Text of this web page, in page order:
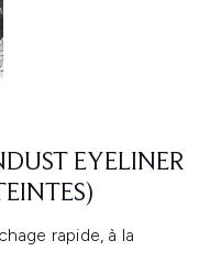
EYELINER
rapide, à la